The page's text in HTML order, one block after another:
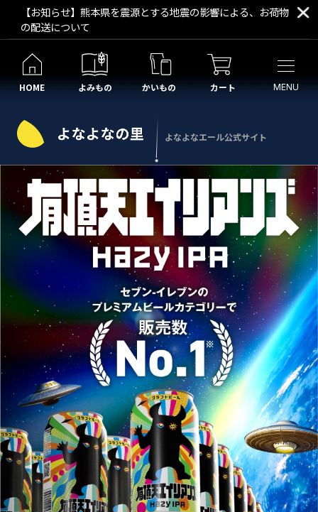
【お知らせ】熊本県を震源とする地震の影響による、お荷物
の配送について
HOME よみもの かいもの カート MENU
よなよなエール公式サイト